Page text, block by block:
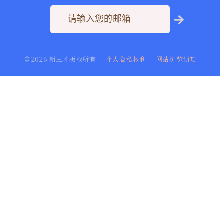
© 2026 新三才版权所有 个人隐私权利 网站浏览须知